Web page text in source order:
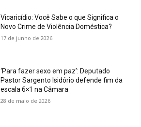
Vicaricídio: Você Sabe o que Significa o
Novo Crime de Violência Doméstica?
17 de junho de 2026
‘Para fazer sexo em paz’: Deputado
Pastor Sargento Isidório defende fim da
escala 6×1 na Câmara
28 de maio de 2026